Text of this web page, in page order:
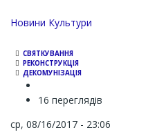
Новини Культури
СВЯТКУВАННЯ
РЕКОНСТРУКЦІЯ
ДЕКОМУНІЗАЦІЯ
16 переглядів
ср, 08/16/2017 - 23:06